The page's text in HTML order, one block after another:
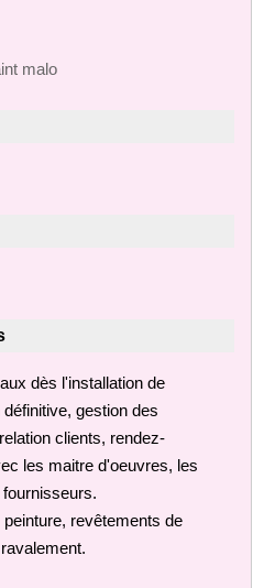
malo
dès l'installation de
gestion des
clients, rendez-
les maitre d'oeuvres, les
revêtements de